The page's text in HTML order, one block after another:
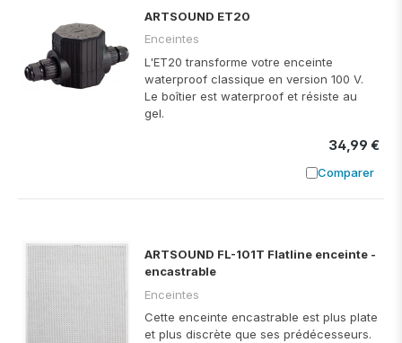
ARTSOUND ET20
Enceintes
L'ET20 transforme votre enceinte
waterproof classique en version 100 V.
Le boîtier est waterproof et résiste au
gel.
34,99 €
Comparer
Ajouter à
ARTSOUND FL-101T Flatline enceinte -
encastrable
Enceintes
Cette enceinte encastrable est plus plate
et plus discrète que ses prédécesseurs.